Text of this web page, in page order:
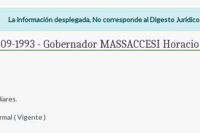
La información desplegada, No corresponde al Digesto Jurídico
1993 - Gobernador MASSACCESI Horacio
( Vigente )